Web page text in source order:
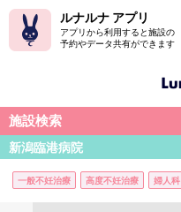
ルナルナ アプリ
アプリから利用すると施設の
予約やデータ共有ができます
施設検索
新潟臨港病院
一般不妊治療 高度不妊治療 婦人科